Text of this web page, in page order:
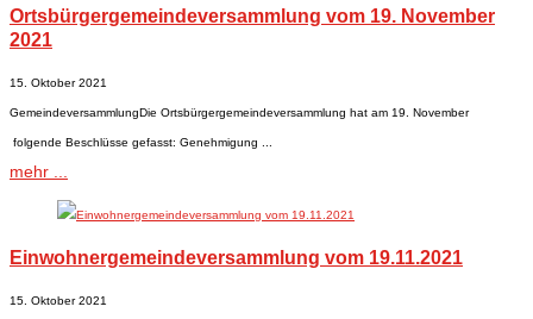
Ortsbürgergemeindeversammlung vom 19. November
2021
15. Oktober 2021
GemeindeversammlungDie Ortsbürgergemeindeversammlung hat am 19. November
folgende Beschlüsse gefasst: Genehmigung ...
mehr ...
Einwohnergemeindeversammlung vom 19.11.2021
15. Oktober 2021